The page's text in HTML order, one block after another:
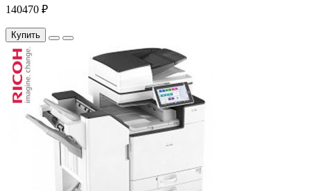
140470 ₽
Купить